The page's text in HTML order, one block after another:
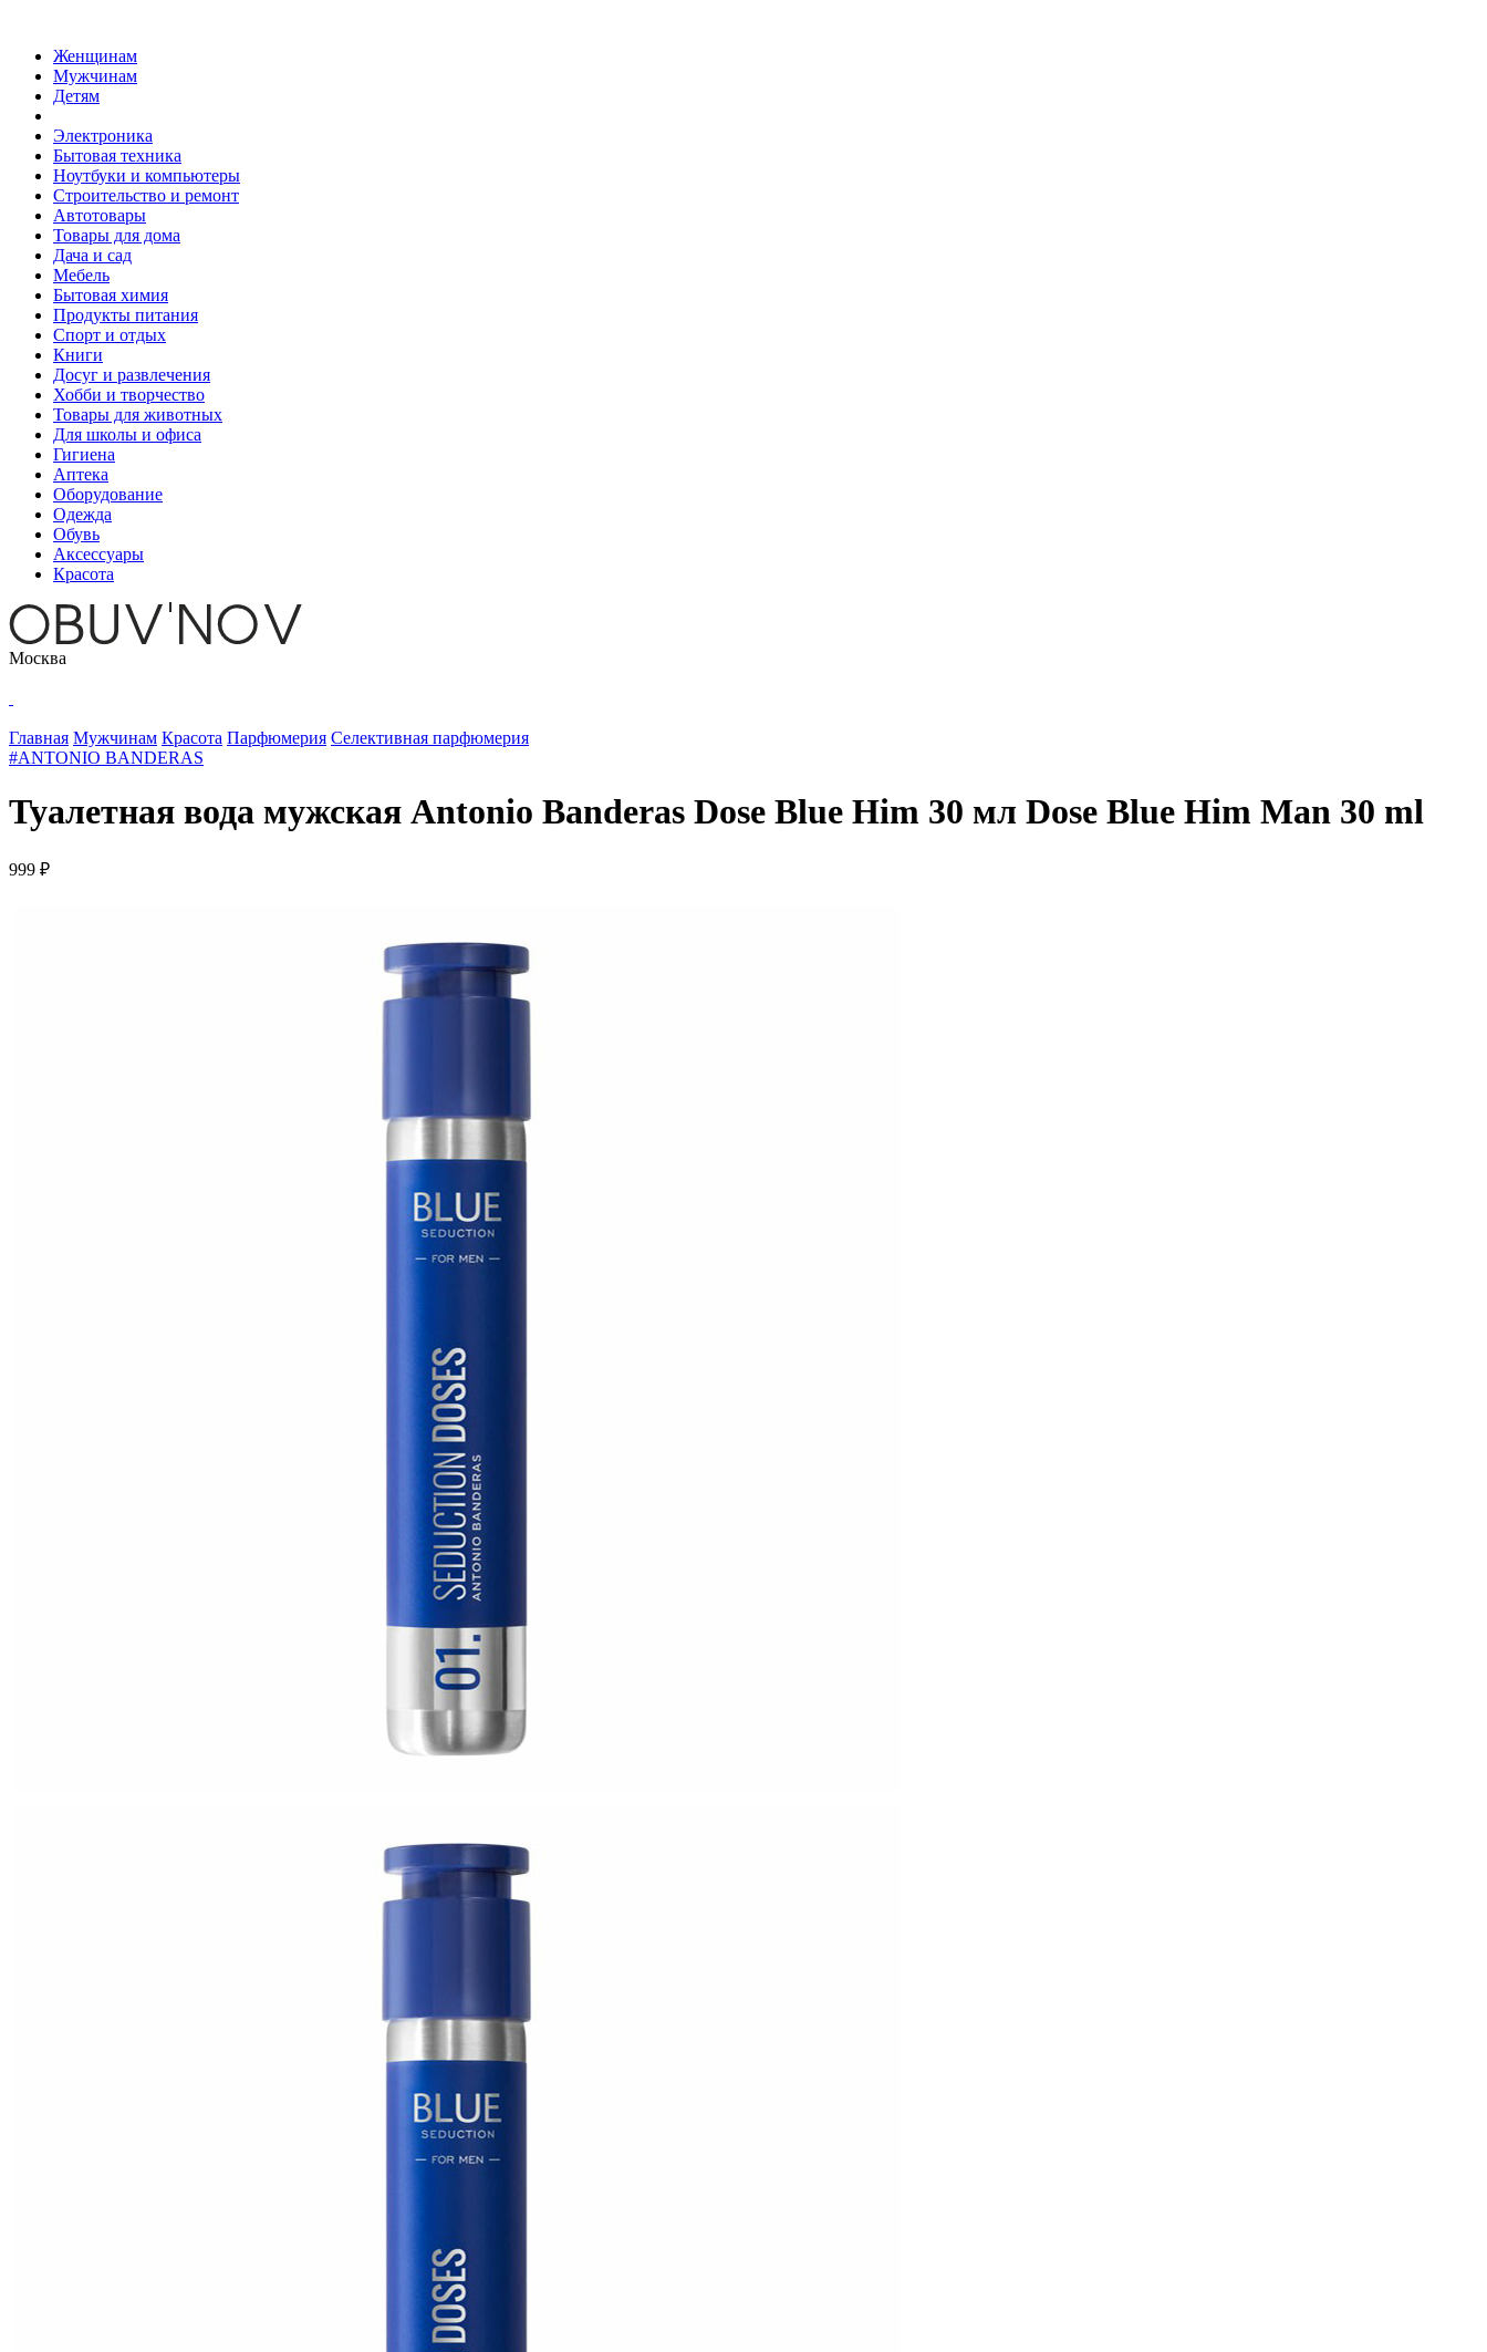
Женщинам
Мужчинам
Детям
Электроника
Бытовая техника
Ноутбуки и компьютеры
Строительство и ремонт
Автотовары
Товары для дома
Дача и сад
Мебель
Бытовая химия
Продукты питания
Спорт и отдых
Книги
Досуг и развлечения
Хобби и творчество
Товары для животных
Для школы и офиса
Гигиена
Аптека
Оборудование
Одежда
Обувь
Аксессуары
Красота
Москва
Главная Мужчинам Красота Парфюмерия Селективная парфюмерия
#ANTONIO BANDERAS
Туалетная вода мужская Antonio Banderas Dose Blue Him 30 мл Dose Blue Him Man 30 ml
999 ₽